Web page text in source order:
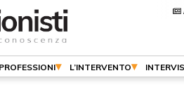
PROFESSIONI L’INTERVENTO